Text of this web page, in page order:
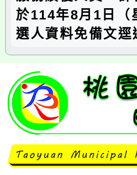
於114年8月1日（
選人資料免備文逕